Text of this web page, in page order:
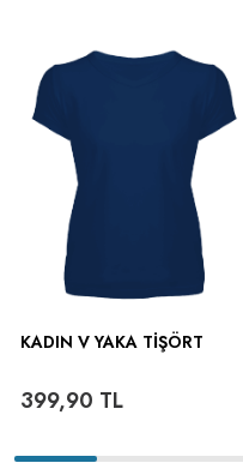
KADIN V YAKA TIŞÖRT
399,90 TL